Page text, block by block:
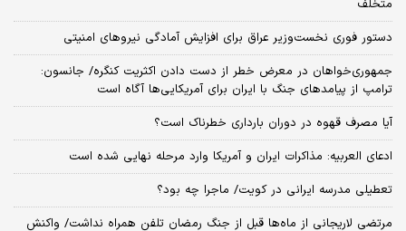
متخلف
دستور فوری نخست‌وزیر عراق برای افزایش آمادگی نیروهای امنیتی
جمهوری‌خواهان در معرض خطر از دست دادن اکثریت کنگره/ جانسون:
ترامپ از پیامدهای جنگ با ایران برای آمریکایی‌ها آگاه است
آیا مصرف قهوه در دوران بارداری خطرناک است؟
ادعای العربیه: مذاکرات ایران و آمریکا وارد مرحله نهایی شده است
تعطیلی مدرسه ایرانی در کویت/ ماجرا چه بود؟
مرتضی لاریجانی از ماه‌ها قبل از جنگ رمضان تلفن همراه نداشت/ واکنش